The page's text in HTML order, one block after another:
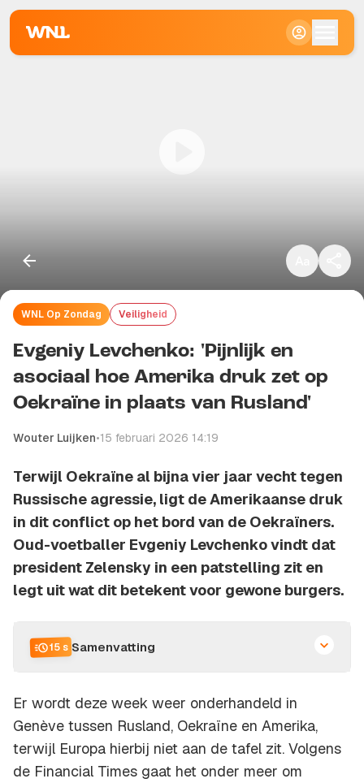
WNL Op Zondag Veiligheid
Evgeniy Levchenko: 'Pijnlijk en
asociaal hoe Amerika druk zet op
Oekraïne in plaats van Rusland'
Wouter Luijken•15 februari 2026 14:19
Terwijl Oekraïne al bijna vier jaar vecht tegen
Russische agressie, ligt de Amerikaanse druk
in dit conflict op het bord van de Oekraïners.
Oud-voetballer Evgeniy Levchenko vindt dat
president Zelensky in een patstelling zit en
legt uit wat dit betekent voor gewone burgers.
15 s Samenvatting
Er wordt deze week weer onderhandeld in
Genève tussen Rusland, Oekraïne en Amerika,
terwijl Europa hierbij niet aan de tafel zit. Volgens
de Financial Times gaat het onder meer om